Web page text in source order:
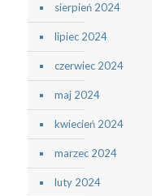
sierpień 2024
lipiec 2024
czerwiec 2024
maj 2024
kwiecień 2024
marzec 2024
luty 2024